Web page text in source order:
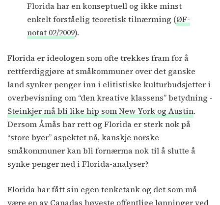
Florida har en konseptuell og ikke minst
enkelt forståelig teoretisk tilnærming (ØF-
notat 02/2009).
Florida er ideologen som ofte trekkes fram for å
rettferdiggjøre at småkommuner over det ganske
land synker penger inn i elitistiske kulturbudsjetter i
overbevisning om “den kreative klassens” betydning -
Steinkjer må bli like hip som New York og Austin.
Dersom Åmås har rett og Florida er sterk nok på
“store byer” aspektet nå, kanskje norske
småkommuner kan bli fornærma nok til å slutte å
synke penger ned i Florida-analyser?
Florida har fått sin egen tenketank og det som må
være en av Canadas høyeste offentlige lønningerved